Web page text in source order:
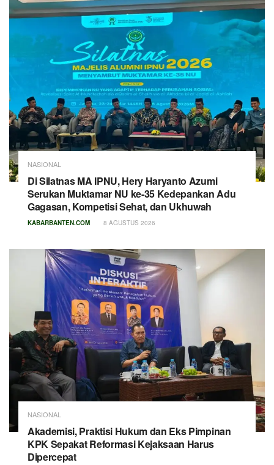
NASIONAL
Di Silatnas MA IPNU, Hery Haryanto Azumi
Serukan Muktamar NU ke-35 Kedepankan Adu
Gagasan, Kompetisi Sehat, dan Ukhuwah
KABARBANTEN.COM 8 AGUSTUS 2026
NASIONAL
Akademisi, Praktisi Hukum dan Eks Pimpinan
KPK Sepakat Reformasi Kejaksaan Harus
Dipercepat